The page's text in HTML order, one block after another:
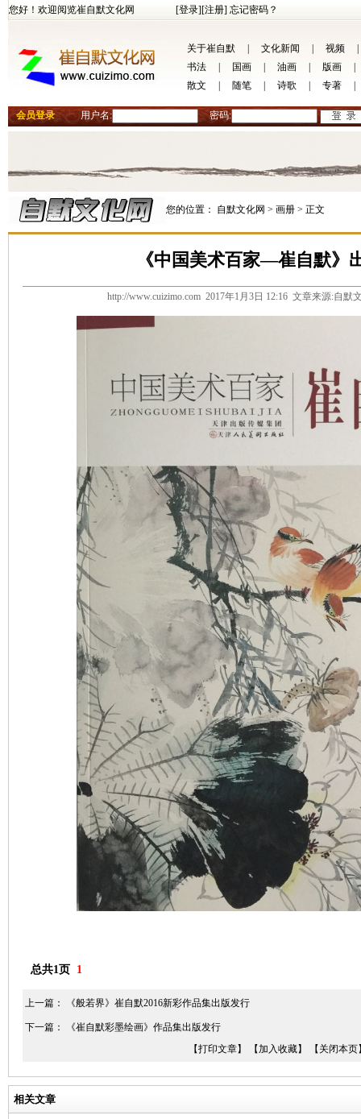
您好！欢迎阅览崔自默文化网 [登录][注册] 忘记密码？
关于崔自默 文化新闻 视频
书法
国画 油画 版画
散文
随笔 诗歌 专著
会员登录 用户名: 密码:
您的位置： 自默文化网 > 画册 > 正文
《中国美术百家—崔自默》
http://www.cuizimo.com 2017年1月3日 12:16 文章来源:自默
总共1页 1
上一篇： 《般若界》崔自默2016新彩作品集出版发行
下一篇：
《崔自默彩墨绘画》作品集出版发行
【打印文章】
【加入收藏】 【关闭本页
相关文章